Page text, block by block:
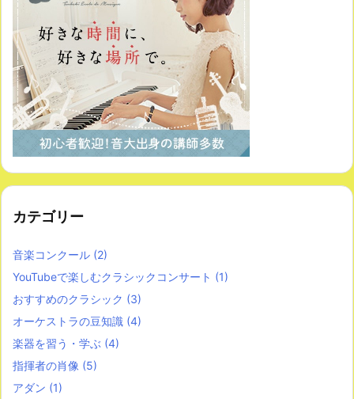
カテゴリー
音楽コンクール (2)
YouTubeで楽しむクラシックコンサート (1)
おすすめのクラシック (3)
オーケストラの豆知識 (4)
楽器を習う・学ぶ (4)
指揮者の肖像 (5)
アダン (1)